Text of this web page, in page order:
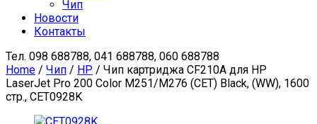
Чип
Новости
Контакты
Тел. 098 688788, 041 688788, 060 688788
Home / Чип / HP / Чип картриджа CF210A для HP
LaserJet Pro 200 Color M251/M276 (CET) Black, (WW), 1600
стр., CET0928K